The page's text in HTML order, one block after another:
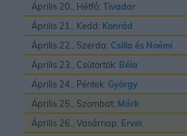
Április 20., Hétfő: Tivadar
Április 21., Kedd: Konrád
Április 22., Szerda: Csilla és Noémi
Április 23., Csütörtök: Béla
Április 24., Péntek: György
Április 25., Szombat: Márk
Április 26., Vasárnap: Ervin